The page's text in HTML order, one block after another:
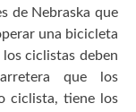
de Nebraska que
una bicicleta
ciclistas deben
que los
ciclista, tiene los